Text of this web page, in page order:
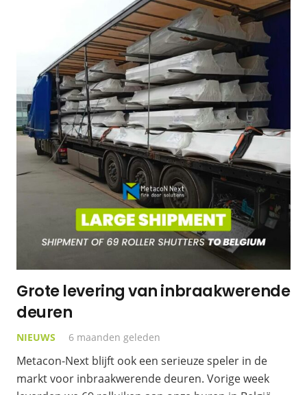
Grote levering van inbraakwerende
deuren
NIEUWS 6 maanden geleden
Metacon-Next blijft ook een serieuze speler in de
markt voor inbraakwerende deuren. Vorige week